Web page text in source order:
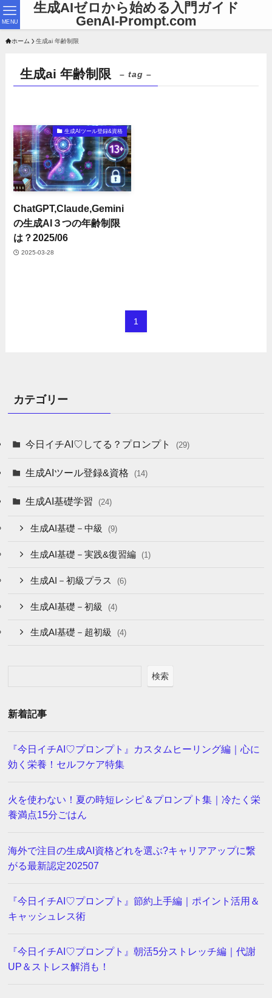
生成AIゼロから始める入門ガイド
GenAI-Prompt.com
MENU
ホーム 生成ai 年齢制限
生成ai 年齢制限 – tag –
生成AIツール登録&資格
ChatGPT,Claude,Gemini
の生成AI３つの年齢制限
は？2025/06
2025-03-28
1
カテゴリー
今日イチAI♡してる？プロンプト (29)
生成AIツール登録&資格 (14)
生成AI基礎学習 (24)
生成AI基礎－中級 (9)
生成AI基礎－実践&復習編 (1)
生成AI－初級プラス (6)
生成AI基礎－初級 (4)
生成AI基礎－超初級 (4)
検索
新着記事
『今日イチAI♡プロンプト』カスタムヒーリング編｜心に
効く栄養！セルフケア特集
火を使わない！夏の時短レシピ＆プロンプト集｜冷たく栄
養満点15分ごはん
海外で注目の生成AI資格どれを選ぶ?キャリアアップに繋
がる最新認定202507
『今日イチAI♡プロンプト』節約上手編｜ポイント活用＆
キャッシュレス術
『今日イチAI♡プロンプト』朝活5分ストレッチ編｜代謝
UP＆ストレス解消も！